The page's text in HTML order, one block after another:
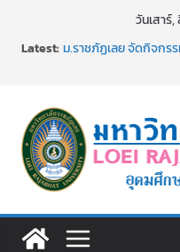
วันเสาร์
Latest:ม.ราชภัฏเลย จัดกิจกร
เงินรายได้
ม.ราชภัฏเลย จัดมหกรร
นักเรียนมัธยมปลายค้น
อธิการบดี มรภ.เลย ร่ว
ประจำปีงบประมาณ พ.
๑,๙๗๒ ชุด โดยวิธีเฉพาะ